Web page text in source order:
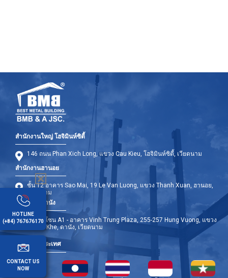
สำนักงานใหญ่ โฮจิมินห์ซิตี้
146 ถนน Phan Xich Long, แขวง Cau Kieu, โฮจิมินห์ซิตี้, เวียดนาม
สำนักงานฮานอย
ชั้น 12 อาคาร Sao Mai, 19 Le Van Luong, แขวง Thanh Xuan, ฮานอย,
เวียดนาม
สำนักงานดานัง
ชั้น 9 - โซน A1 - อาคาร Vinh Trung Plaza, 255-257 Hung Vuong, แขวง
Thanh Khe, ดานัง, เวียดนาม
สาขาต่างประเทศ
HOTLINE
(+84) 767676170
CONTACT US
NOW